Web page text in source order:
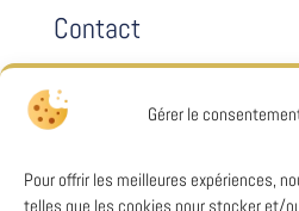
Gérer le
Pour offrir les meilleures expériences,
telles que les cookies pour stocker et/
Contact
Mentions légales
Politiques de